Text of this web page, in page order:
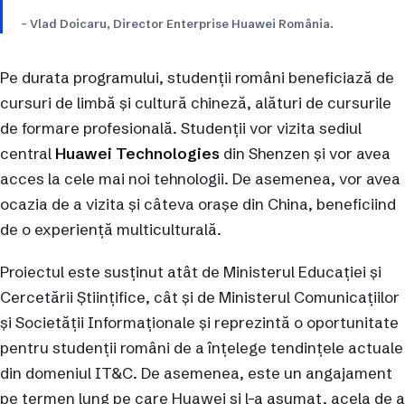
– Vlad Doicaru, Director Enterprise Huawei România.
Pe durata programului, studenții români beneficiază de
cursuri de limbă și cultură chineză, alături de cursurile
de formare profesională. Studenții vor vizita sediul
central Huawei Technologies din Shenzen și vor avea
acces la cele mai noi tehnologii. De asemenea, vor avea
ocazia de a vizita și câteva orașe din China, beneficiind
de o experiență multiculturală.
Proiectul este susținut atât de Ministerul Educației și
Cercetării Științifice, cât și de Ministerul Comunicațiilor
și Societății Informaționale și reprezintă o oportunitate
pentru studenții români de a înțelege tendințele actuale
din domeniul IT&C. De asemenea, este un angajament
pe termen lung pe care Huawei și l-a asumat, acela de a